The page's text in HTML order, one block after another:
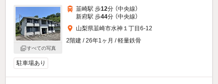
すべての写真
韮崎駅 歩12分 （中央線）
新府駅 歩44分 （中央線）
山梨県韮崎市水神１丁目6-12
2階建 / 26年1ヶ月 / 軽量鉄骨
駐車場あり